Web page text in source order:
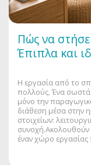
Πώς να
Έπιπλα και
Η εργασία από το
πολλούς. Ένα σωστά
μόνο την
διάθεση μέσα στην
στοιχείων:
συνοχή.Ακολουθούν
έναν χώρο εργασίας